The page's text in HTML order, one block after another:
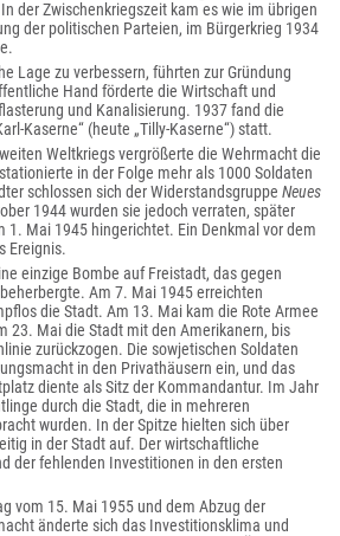
der Zwischenkriegszeit kam es wie im übrigen
der politischen Parteien, im Bürgerkrieg 1934
Lage zu verbessern, führten zur Gründung
Hand förderte die Wirtschaft und
und Kanalisierung. 1937 fand die
Kaserne“ (heute „Tilly-Kaserne“) statt.
Weltkriegs vergrößerte die Wehrmacht die
in der Folge mehr als 1000 Soldaten
schlossen sich der Widerstandsgruppe Neues
1944 wurden sie jedoch verraten, später
1. Mai 1945 hingerichtet. Ein Denkmal vor dem
Ereignis.
einzige Bombe auf Freistadt, das gegen
Am 7. Mai 1945 erreichten
die Stadt. Am 13. Mai kam die Rote Armee
23. Mai die Stadt mit den Amerikanern, bis
zurückzogen. Die sowjetischen Soldaten
in den Privathäusern ein, und das
diente als Sitz der Kommandantur. Im Jahr
durch die Stadt, die in mehreren
wurden. In der Spitze hielten sich über
in der Stadt auf. Der wirtschaftliche
der fehlenden Investitionen in den ersten
vom 15. Mai 1955 und dem Abzug der
änderte sich das Investitionsklima und